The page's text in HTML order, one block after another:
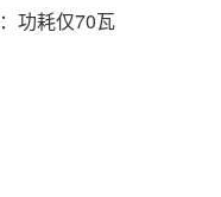
功耗仅70瓦